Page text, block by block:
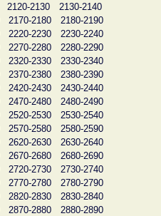
2120-2130
2130-2140
2170-2180
2180-2190
2220-2230
2230-2240
2270-2280
2280-2290
2320-2330
2330-2340
2370-2380
2380-2390
2420-2430
2430-2440
2470-2480
2480-2490
2520-2530
2530-2540
2570-2580
2580-2590
2620-2630
2630-2640
2670-2680
2680-2690
2720-2730
2730-2740
2770-2780
2780-2790
2820-2830
2830-2840
2870-2880
2880-2890